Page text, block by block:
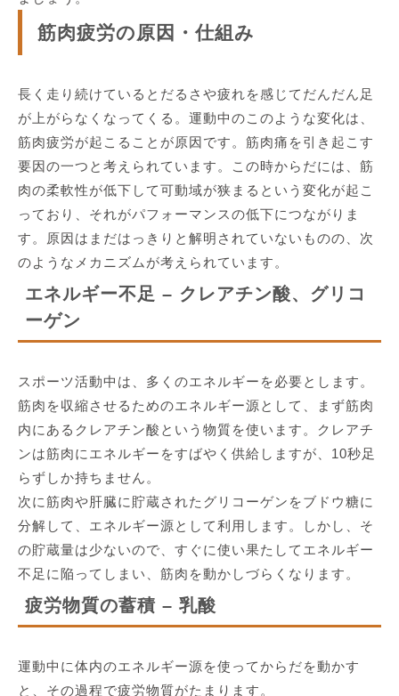
筋肉疲労の原因・仕組み
長く走り続けているとだるさや疲れを感じてだんだん足
が上がらなくなってくる。運動中のこのような変化は、
筋肉疲労が起こることが原因です。筋肉痛を引き起こす
要因の一つと考えられています。この時からだには、筋
肉の柔軟性が低下して可動域が狭まるという変化が起こ
っており、それがパフォーマンスの低下につながりま
す。原因はまだはっきりと解明されていないものの、次
のようなメカニズムが考えられています。
エネルギー不足 – クレアチン酸、グリコ
ーゲン
スポーツ活動中は、多くのエネルギーを必要とします。
筋肉を収縮させるためのエネルギー源として、まず筋肉
内にあるクレアチン酸という物質を使います。クレアチ
ンは筋肉にエネルギーをすばやく供給しますが、10秒足
らずしか持ちません。
次に筋肉や肝臓に貯蔵されたグリコーゲンをブドウ糖に
分解して、エネルギー源として利用します。しかし、そ
の貯蔵量は少ないので、すぐに使い果たしてエネルギー
不足に陥ってしまい、筋肉を動かしづらくなります。
疲労物質の蓄積 – 乳酸
運動中に体内のエネルギー源を使ってからだを動かす
と、その過程で疲労物質がたまります。